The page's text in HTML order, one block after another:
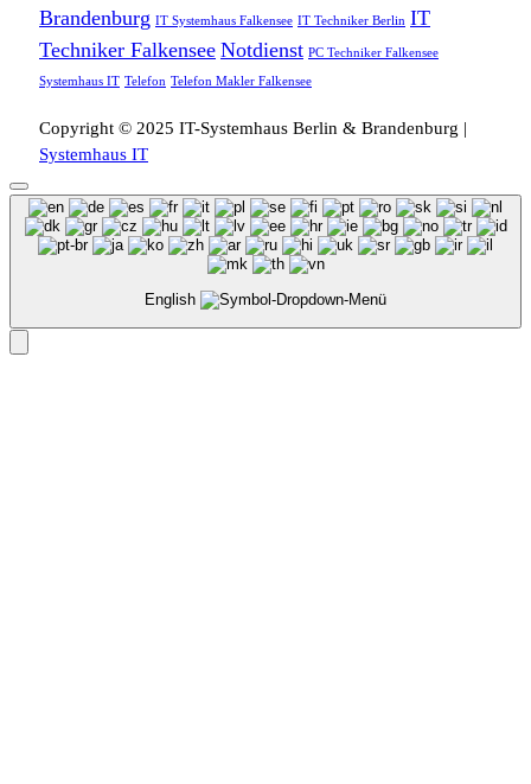
Brandenburg IT Systemhaus Falkensee IT Techniker Berlin IT
Techniker Falkensee Notdienst PC Techniker Falkensee
Systemhaus IT Telefon Telefon Makler Falkensee
Copyright © 2025 IT-Systemhaus Berlin & Brandenburg |
Systemhaus IT
English